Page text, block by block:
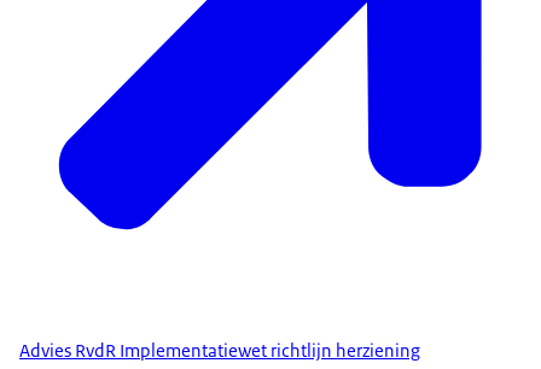
Advies RvdR Implementatiewet richtlijn herziening